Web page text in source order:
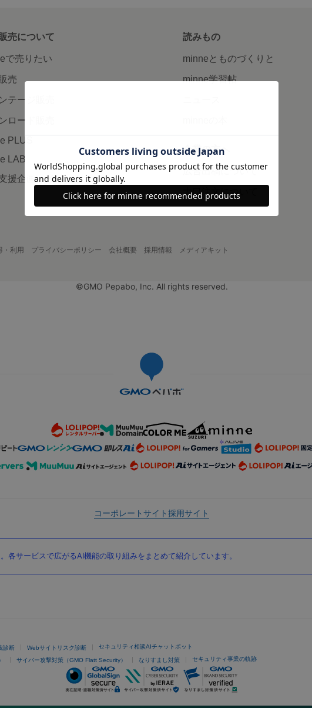
売について
で売りたい
売
テージ販売
ロード販売
PLUS
LAB
援企画・イベント
読みもの
minneとものづくりと
minne学習帖
企業の方へ
広告出稿について
大口注文について
・利用 プライバシーポリシー 会社概要 採用情報 メディアキット
©GMO Pepabo, Inc. All rights reserved.
コーポレートサイト採用サイト
各サービスで広がるAI機能の取り組みをまとめて紹介しています。
診断 Webサイトリスク診断 セキュリティ相談AIチャットボット
サイバー攻撃対策（GMO Flatt Security） なりすまし対策 セキュリティ事業の軌跡